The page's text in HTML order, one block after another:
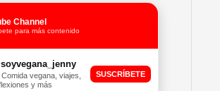
Channel
para más contenido
vegana, viajes,
y más
SUSCRÍBETE